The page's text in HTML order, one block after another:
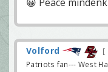
Volford
Patriots fan--- West